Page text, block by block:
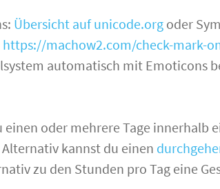
Übersicht auf unicode.org oder
https://machow2.com/check-mark-
automatisch mit Emoticons
einen oder mehrere Tage innerhalb
kannst du einen
zu den Stunden pro Tag eine